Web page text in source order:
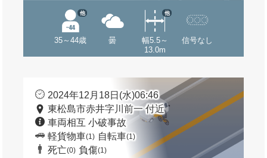
35～44歳
他
曇
幅5.5～
13.0m
他
信号なし
2024年12月18日(水)06:46
東松島市赤井字川前一 付近
車両相互 小破事故
軽貨物車(1) 自転車(1)
死亡(0) 負傷(1)